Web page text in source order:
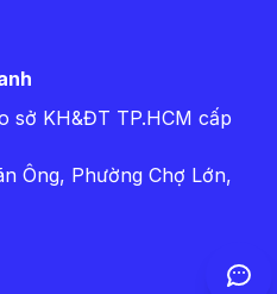
sở KH&ĐT TP.HCM cấp
Ông, Phường Chợ Lớn,